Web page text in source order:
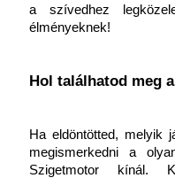
a szívedhez
élményeknek!
Hol találhatod meg
Ha eldöntötted, melyik
megismerkedni a
Szigetmotor kínál.